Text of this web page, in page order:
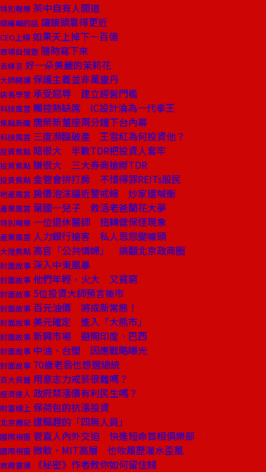
特別報導 茶中自有人間道
總編輯的話 讓鏡頭靠得更近
CEO上線 如果天上掉下一百億
商場自慢塾 隨時寫下來
去梯言 好一朵美麗的茉莉花
大師開講 保護主義並非萬靈丹
店長學堂 承受屈辱 建立經營門檻
科技風雲 觸控熱缺席 IC設計淪為一代拳王
焦點新聞 唐榮新董座兩分鐘下台內幕
科技風雲 三度瀕臨破產 王雪紅為何投資他？
投資焦點 賠很大 半數TDR把投資人套牢
投資焦點 賺很大 三大券商搶孵TDR
投資焦點 金管會拚打房 不惜得罪REITs股民
地產風雲 房價泡沫逼近警戒線 炒家還喊衝
產業風雲 葉國一兒子 救活老爸蘭花大夢
特別報導 一位退休醫師 扭轉健保怪現象
產業風雲 人力銀行搶客 私人恩怨變噱頭
大陸焦點 高官「公共情婦」 搞翻北京政商圈
封面故事 深入中東風暴
封面故事 他們年輕、火大 又貧窮
封面故事 5位投資大師預言後市
封面故事 百元油價 將成新常態！
封面故事 美元確定 進入「大熊市」
封面故事 新興市場 避開印度、巴西
封面故事 中油、台塑 因應戰略曝光
封面故事 70歲老翁也想選總統
百大良醫 用意志力戒菸很難嗎？
經濟達人 政府禁漲價有利民生嗎？
財富線上 保荷包的抗漲投資
北京週記 遭驅趕的「四無人員」
國際視窗 菅直人內外交迫 快進短命首相俱樂部
國際視窗 微軟、MIT高層 也吹履歷灌水歪風
商周書摘 《秘密》作者教你如何留住錢